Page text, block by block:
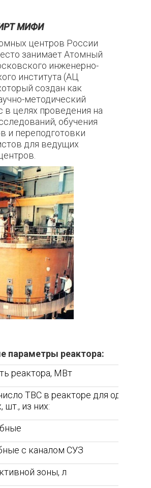
МИФИ
центров России
занимает Атомный
инженерно-
института (АЦ
создан как
методический
в целях проведения на
обучения
и переподготовки
для ведущих
параметры реактора:
реактора, МВт
ТВС в реакторе для одной из
шт., из них:
с каналом СУЗ
зоны, л